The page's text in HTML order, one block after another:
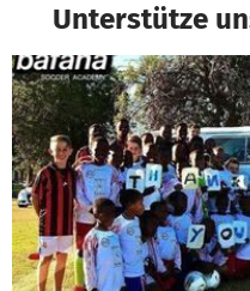
Unterstütze